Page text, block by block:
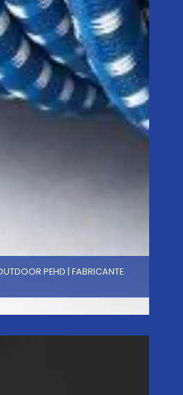
PEHD | FABRICANTE